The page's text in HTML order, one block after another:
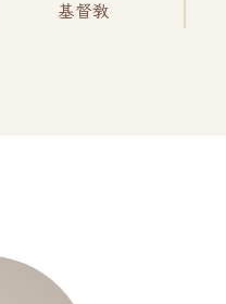
基督教